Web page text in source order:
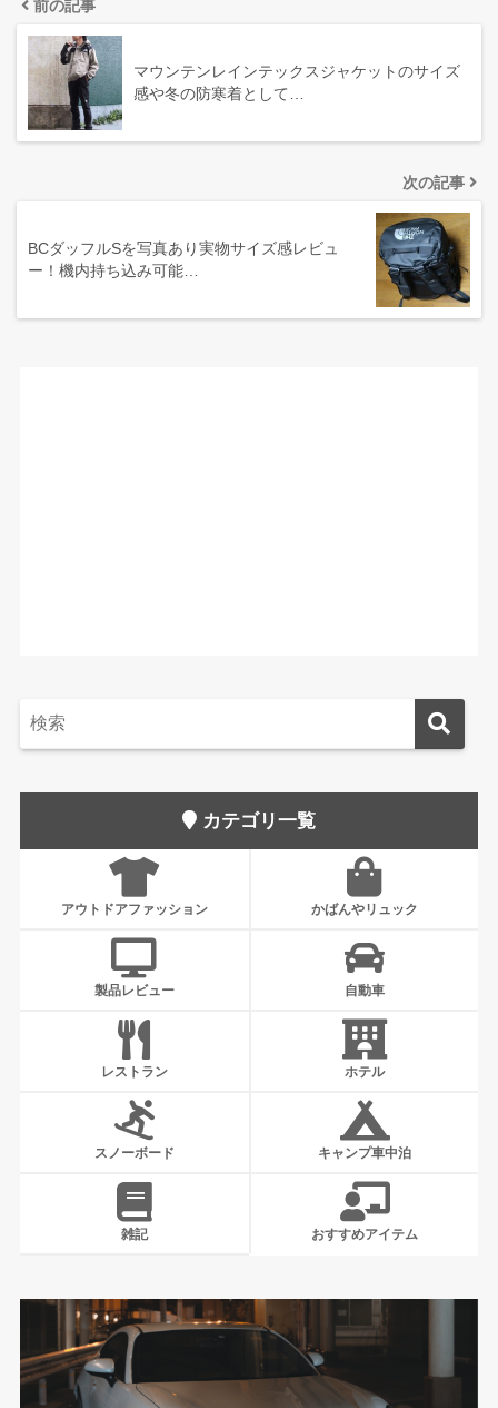
前の記事
マウンテンレインテックスジャケットのサイズ
感や冬の防寒着として…
次の記事
BCダッフルSを写真あり実物サイズ感レビュ
ー！機内持ち込み可能…
カテゴリ一覧
アウトドアファッション かばんやリュック
製品レビュー 自動車
レストラン ホテル
スノーボード キャンプ車中泊
雑記 おすすめアイテム